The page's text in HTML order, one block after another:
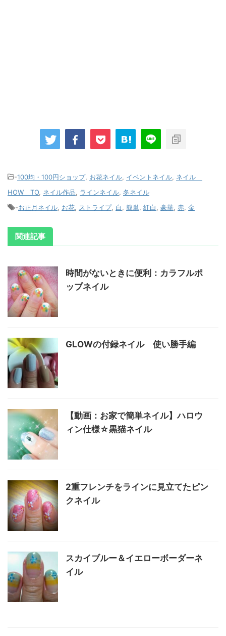
-100均・100円ショップ, お花ネイル イベントネイル ネイル
HOW TO ネイル作品 ラインネイル 冬ネイル
-お正月ネイル お花 ストライプ, 白 簡単 紅白 豪華 赤 金
関連記事
時間がないときに便利：カラフルポ
ップネイル
GLOWの付録ネイル 使い勝手編
【動画：お家で簡単ネイル】ハロウ
ィン仕様☆黒猫ネイル
2重フレンチをラインに見立てたピン
クネイル
スカイブルー＆イエローボーダーネ
イル